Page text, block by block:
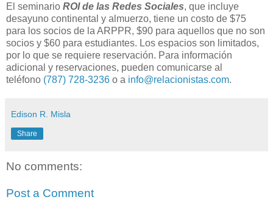
El seminario ROI de las Redes Sociales, que incluye
desayuno continental y almuerzo, tiene un costo de $75
para los socios de la ARPPR, $90 para aquellos que no son
socios y $60 para estudiantes. Los espacios son limitados,
por lo que se requiere reservación. Para información
adicional y reservaciones, pueden comunicarse al
teléfono (787) 728-3236 o a info@relacionistas.com.
Edison R. Misla
Share
No comments:
Post a Comment